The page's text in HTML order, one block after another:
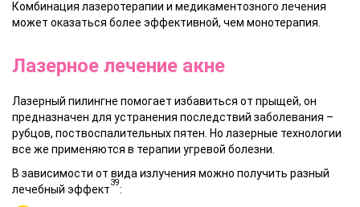
Комбинация лазеротерапии и медикаментозного лечения
может оказаться более эффективной, чем монотерапия.
Лазерное лечение акне
Лазерный пилингне помогает избавиться от прыщей, он
предназначен для устранения последствий заболевания –
рубцов, поствоспалительных пятен. Но лазерные технологии
все же применяются в терапии угревой болезни.
В зависимости от вида излучения можно получить разный
лечебный эффект
39
: